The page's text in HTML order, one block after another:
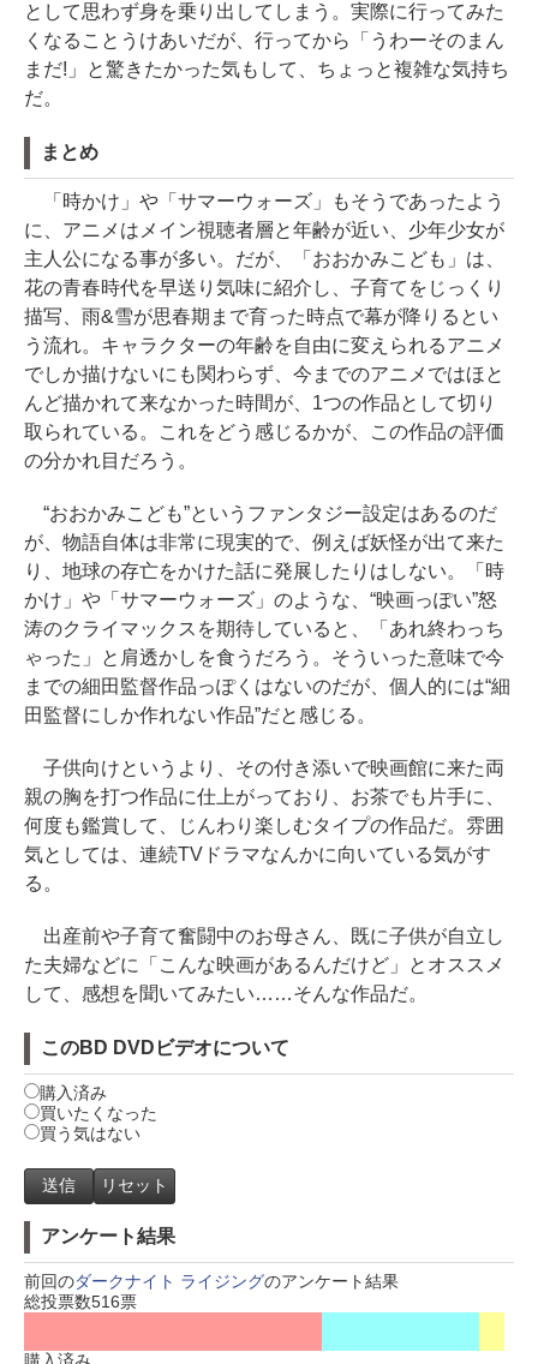
として思わず身を乗り出してしまう。実際に行ってみた
くなることうけあいだが、行ってから「うわーそのまん
まだ!」と驚きたかった気もして、ちょっと複雑な気持ち
だ。
まとめ
「時かけ」や「サマーウォーズ」もそうであったよう
に、アニメはメイン視聴者層と年齢が近い、少年少女が
主人公になる事が多い。だが、「おおかみこども」は、
花の青春時代を早送り気味に紹介し、子育てをじっくり
描写、雨&雪が思春期まで育った時点で幕が降りるとい
う流れ。キャラクターの年齢を自由に変えられるアニメ
でしか描けないにも関わらず、今までのアニメではほと
んど描かれて来なかった時間が、1つの作品として切り
取られている。これをどう感じるかが、この作品の評価
の分かれ目だろう。
“おおかみこども”というファンタジー設定はあるのだ
が、物語自体は非常に現実的で、例えば妖怪が出て来た
り、地球の存亡をかけた話に発展したりはしない。「時
かけ」や「サマーウォーズ」のような、“映画っぽい”怒
涛のクライマックスを期待していると、「あれ終わっち
ゃった」と肩透かしを食うだろう。そういった意味で今
までの細田監督作品っぽくはないのだが、個人的には“細
田監督にしか作れない作品”だと感じる。
子供向けというより、その付き添いで映画館に来た両
親の胸を打つ作品に仕上がっており、お茶でも片手に、
何度も鑑賞して、じんわり楽しむタイプの作品だ。雰囲
気としては、連続TVドラマなんかに向いている気がす
る。
出産前や子育て奮闘中のお母さん、既に子供が自立し
た夫婦などに「こんな映画があるんだけど」とオススメ
して、感想を聞いてみたい……そんな作品だ。
このBD DVDビデオについて
購入済み
買いたくなった
買う気はない
アンケート結果
前回のダークナイト ライジングのアンケート結果
総投票数516票